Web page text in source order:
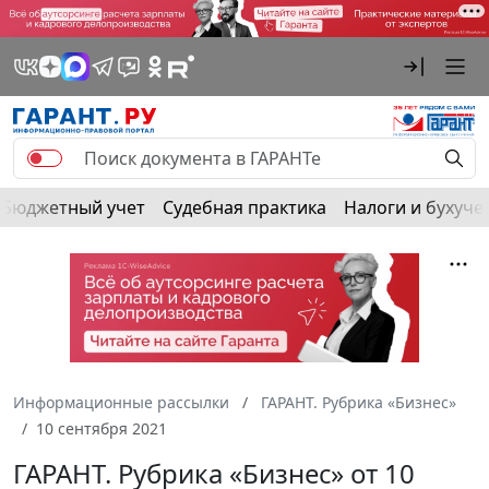
Бюджетный учет Судебная практика Налоги и
Информационные рассылки
ГАРАНТ. Рубрика «Бизнес»
10 сентября 2021
ГАРАНТ. Рубрика «Бизнес» от 10